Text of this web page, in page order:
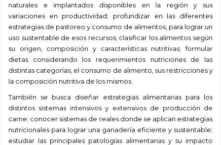
naturales e implantados disponibles en la región y sus
variaciones en productividad; profundizar en las diferentes
estrategias de pastoreo y consumo de alimentos, para lograr un
uso sustentable de esos recursos; clasificar los alimentos según
su origen, composición y características nutritivas; formular
dietas considerando los requerimientos nutriciones de las
distintas categorías, el consumo de alimento, sus restricciones y
la composición nutritiva de los mismos.
También se busca diseñar estrategias alimentarias para los
distintos sistemas intensivos y extensivos de producción de
carne; conocer sistemas de reales donde se aplican estrategias
nutricionales para lograr una ganadería eficiente y sustentable;
estudiar las principales patologías alimentarias y su impacto